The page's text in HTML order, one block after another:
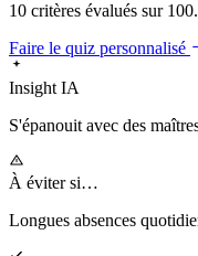
10 critères évalués sur
Faire le quiz personnalisé
Insight IA
S'épanouitavec des
À éviter si…
Longues absences